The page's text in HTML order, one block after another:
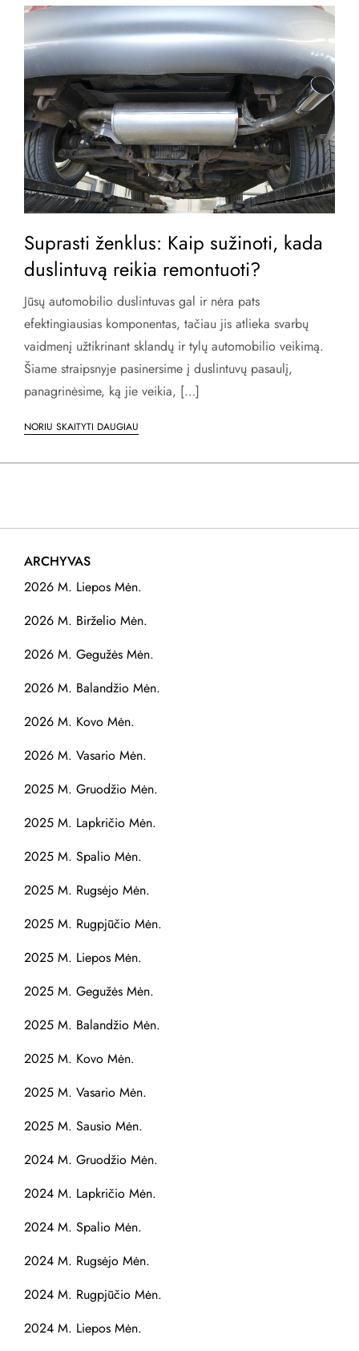
Suprasti ženklus: Kaip sužinoti, kada
duslintuvą reikia remontuoti?
Jūsų automobilio duslintuvas gal ir nėra pats
efektingiausias komponentas, tačiau jis atlieka svarbų
vaidmenį užtikrinant sklandų ir tylų automobilio veikimą.
Šiame straipsnyje pasinersime į duslintuvų pasaulį,
panagrinėsime, ką jie veikia, […]
NORIU SKAITYTI DAUGIAU
ARCHYVAS
2026 M. Liepos Mėn.
2026 M. Birželio Mėn.
2026 M. Gegužės Mėn.
2026 M. Balandžio Mėn.
2026 M. Kovo Mėn.
2026 M. Vasario Mėn.
2025 M. Gruodžio Mėn.
2025 M. Lapkričio Mėn.
2025 M. Spalio Mėn.
2025 M. Rugsėjo Mėn.
2025 M. Rugpjūčio Mėn.
2025 M. Liepos Mėn.
2025 M. Gegužės Mėn.
2025 M. Balandžio Mėn.
2025 M. Kovo Mėn.
2025 M. Vasario Mėn.
2025 M. Sausio Mėn.
2024 M. Gruodžio Mėn.
2024 M. Lapkričio Mėn.
2024 M. Spalio Mėn.
2024 M. Rugsėjo Mėn.
2024 M. Rugpjūčio Mėn.
2024 M. Liepos Mėn.